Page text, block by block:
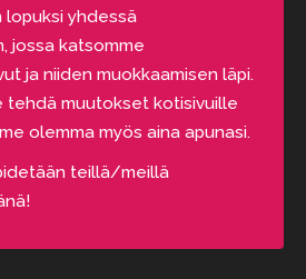
lopuksi yhdessä
jossa katsomme
ja niiden muokkaamisen läpi.
tehdä muutokset kotisivuille
olemma myös aina apunasi.
teillä/meillä